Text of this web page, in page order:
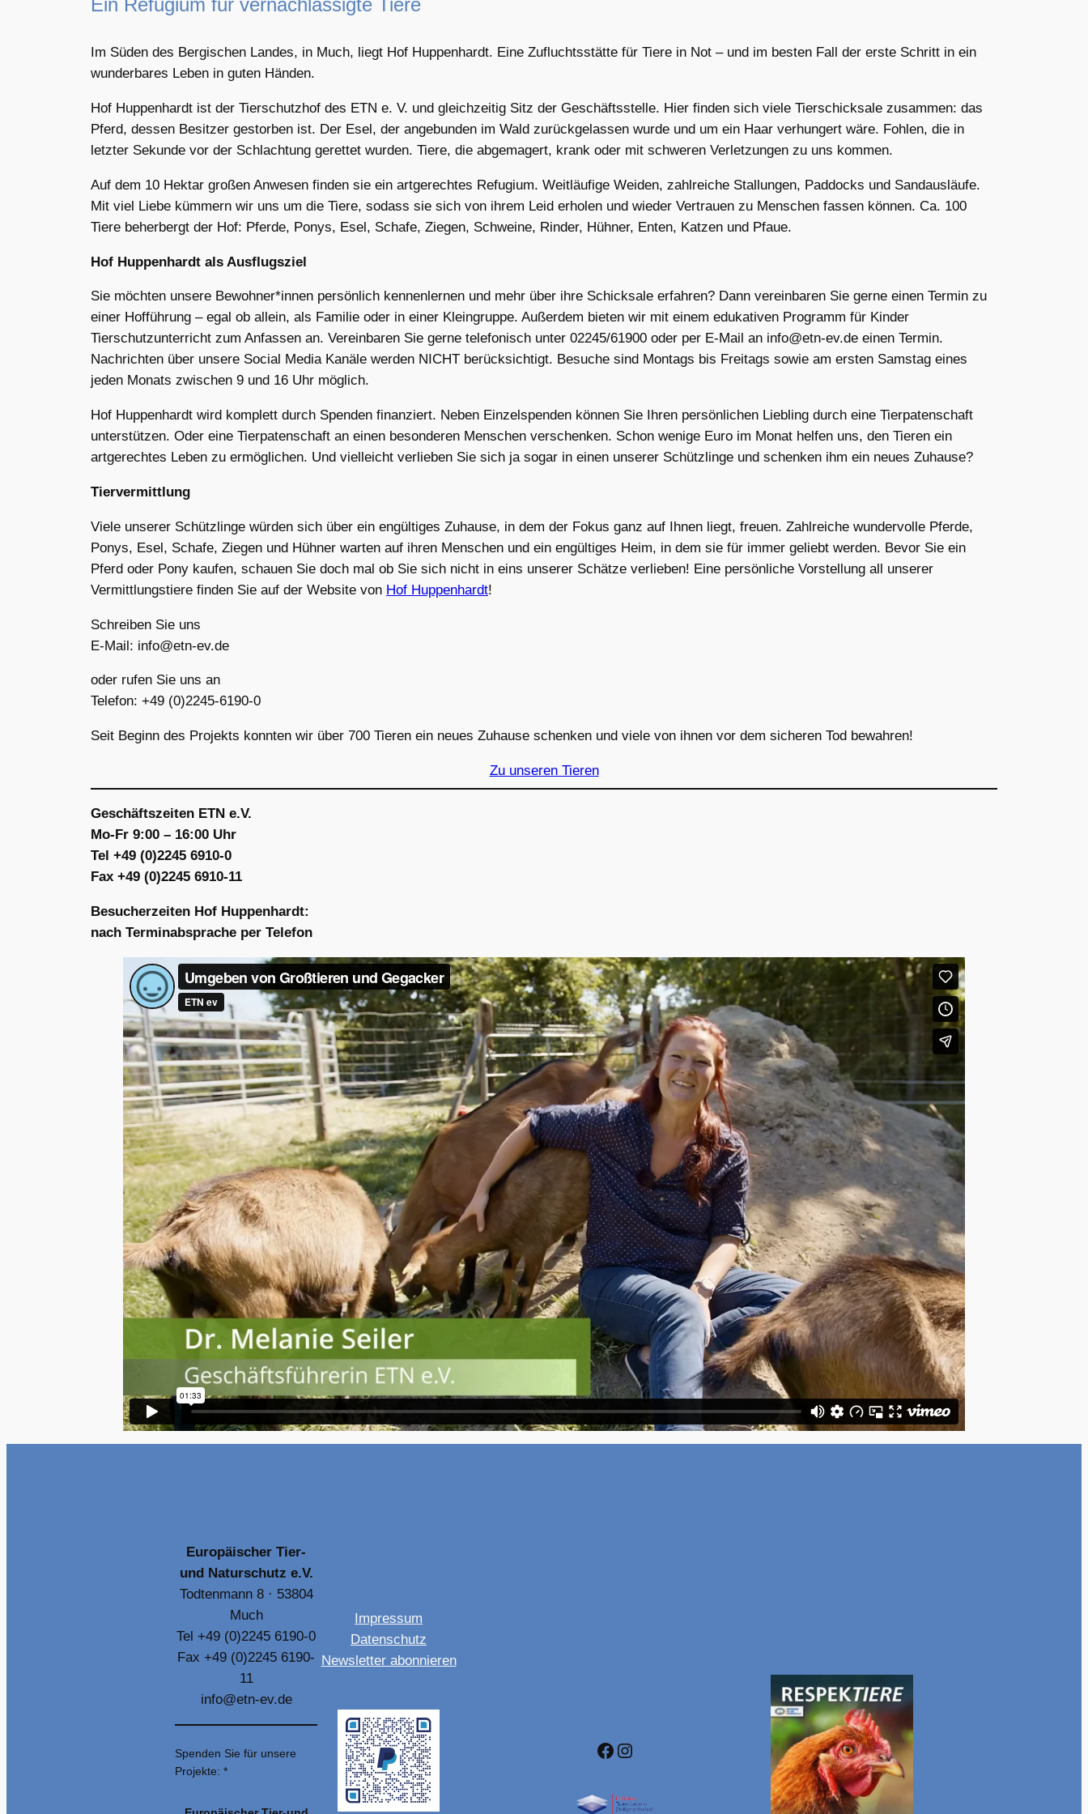
Ein Refugium für vernachlässigte Tiere
Im Süden des Bergischen Landes, in Much, liegt Hof Huppenhardt. Eine Zufluchtsstätte für Tiere in Not – und im besten Fall der erste Schritt in ein
wunderbares Leben in guten Händen.
Hof Huppenhardt ist der Tierschutzhof des ETN e. V. und gleichzeitig Sitz der Geschäftsstelle. Hier finden sich viele Tierschicksale zusammen: das
Pferd, dessen Besitzer gestorben ist. Der Esel, der angebunden im Wald zurückgelassen wurde und um ein Haar verhungert wäre. Fohlen, die in
letzter Sekunde vor der Schlachtung gerettet wurden. Tiere, die abgemagert, krank oder mit schweren Verletzungen zu uns kommen.
Auf dem 10 Hektar großen Anwesen finden sie ein artgerechtes Refugium. Weitläufige Weiden, zahlreiche Stallungen, Paddocks und Sandausläufe.
Mit viel Liebe kümmern wir uns um die Tiere, sodass sie sich von ihrem Leid erholen und wieder Vertrauen zu Menschen fassen können. Ca. 100
Tiere beherbergt der Hof: Pferde, Ponys, Esel, Schafe, Ziegen, Schweine, Rinder, Hühner, Enten, Katzen und Pfaue.
Hof Huppenhardt als Ausflugsziel
Sie möchten unsere Bewohner*innen persönlich kennenlernen und mehr über ihre Schicksale erfahren? Dann vereinbaren Sie gerne einen Termin zu
einer Hofführung – egal ob allein, als Familie oder in einer Kleingruppe. Außerdem bieten wir mit einem edukativen Programm für Kinder
Tierschutzunterricht zum Anfassen an. Vereinbaren Sie gerne telefonisch unter 02245/61900 oder per E-Mail an info@etn-ev.de einen Termin.
Nachrichten über unsere Social Media Kanäle werden NICHT berücksichtigt. Besuche sind Montags bis Freitags sowie am ersten Samstag eines
jeden Monats zwischen 9 und 16 Uhr möglich.
Hof Huppenhardt wird komplett durch Spenden finanziert. Neben Einzelspenden können Sie Ihren persönlichen Liebling durch eine Tierpatenschaft
unterstützen. Oder eine Tierpatenschaft an einen besonderen Menschen verschenken. Schon wenige Euro im Monat helfen uns, den Tieren ein
artgerechtes Leben zu ermöglichen. Und vielleicht verlieben Sie sich ja sogar in einen unserer Schützlinge und schenken ihm ein neues Zuhause?
Tiervermittlung
Viele unserer Schützlinge würden sich über ein engültiges Zuhause, in dem der Fokus ganz auf Ihnen liegt, freuen. Zahlreiche wundervolle Pferde,
Ponys, Esel, Schafe, Ziegen und Hühner warten auf ihren Menschen und ein engültiges Heim, in dem sie für immer geliebt werden. Bevor Sie ein
Pferd oder Pony kaufen, schauen Sie doch mal ob Sie sich nicht in eins unserer Schätze verlieben! Eine persönliche Vorstellung all unserer
Vermittlungstiere finden Sie auf der Website von Hof Huppenhardt!
Schreiben Sie uns
E-Mail: info@etn-ev.de
oder rufen Sie uns an
Telefon: +49 (0)2245-6190-0
Seit Beginn des Projekts konnten wir über 700 Tieren ein neues Zuhause schenken und viele von ihnen vor dem sicheren Tod bewahren!
Zu unseren Tieren
Geschäftszeiten ETN e.V.
Mo-Fr 9:00 – 16:00 Uhr
Tel +49 (0)2245 6910-0
Fax +49 (0)2245 6910-11
Besucherzeiten Hof Huppenhardt:
nach Terminabsprache per Telefon
Europäischer Tier-
und Naturschutz e.V.
Todtenmann 8 · 53804
Much
Tel +49 (0)2245 6190-0
Fax +49 (0)2245 6190-
11
info@etn-ev.de
Spenden Sie für unsere
Projekte: *
Impressum
Datenschutz
Newsletter abonnieren
Facebook Instagram